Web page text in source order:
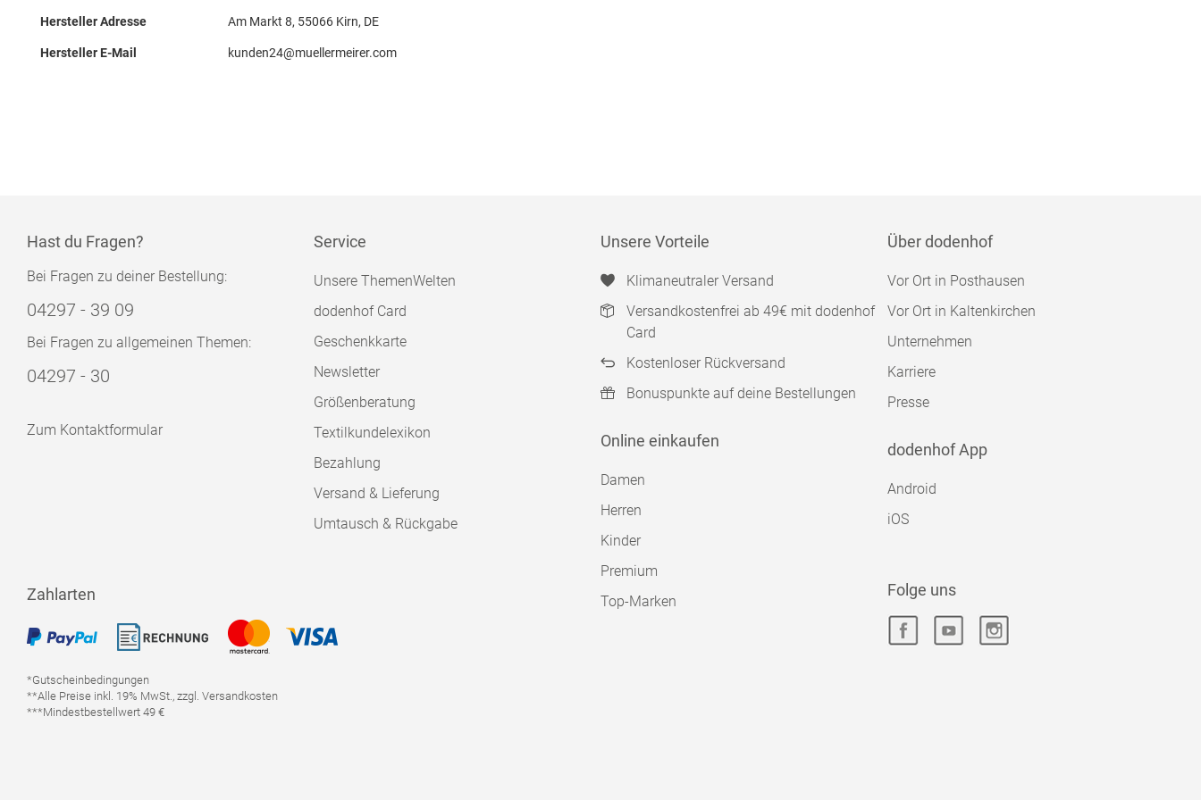
Hersteller Adresse Am Markt 8, 55066 Kirn, DE
Hersteller E-Mail kunden24@muellermeirer.com
Hast du Fragen?
Bei Fragen zu deiner Bestellung:
04297 - 39 09
Bei Fragen zu allgemeinen Themen:
04297 - 30
Zum Kontaktformular
Service
Unsere ThemenWelten
dodenhof Card
Geschenkkarte
Newsletter
Größenberatung
Textilkundelexikon
Bezahlung
Versand & Lieferung
Umtausch & Rückgabe
Unsere Vorteile
Klimaneutraler Versand
Versandkostenfrei ab 49€ mit dodenhof
Card
Kostenloser Rückversand
Bonuspunkte auf deine Bestellungen
Online einkaufen
Damen
Herren
Kinder
Premium
Top-Marken
Über dodenhof
Vor Ort in Posthausen
Vor Ort in Kaltenkirchen
Unternehmen
Karriere
Presse
dodenhof App
Android
iOS
Zahlarten
*Gutscheinbedingungen
**Alle Preise inkl. 19% MwSt., zzgl. Versandkosten
***Mindestbestellwert 49 €
Folge uns